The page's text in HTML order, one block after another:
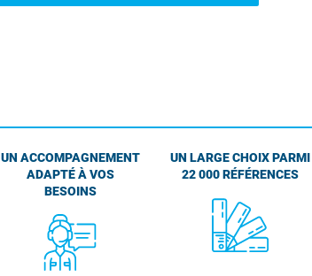
UN ACCOMPAGNEMENT
ADAPTÉ À VOS
BESOINS
UN LARGE CHOIX PARMI
22 000 RÉFÉRENCES